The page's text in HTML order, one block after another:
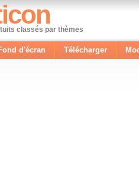
classés par thèmes
d'écran Télécharger